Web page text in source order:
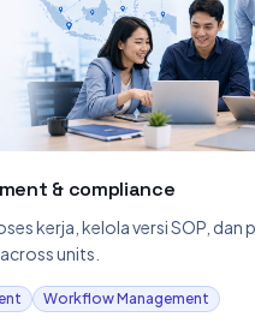
& compliance
kerja, kelola versi SOP, dan
units.
Workflow Management